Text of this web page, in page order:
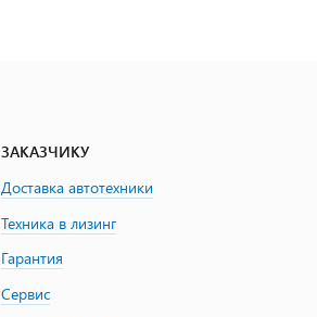
ЗАКАЗЧИКУ
Доставка автотехники
Техника в лизинг
Гарантия
Сервис